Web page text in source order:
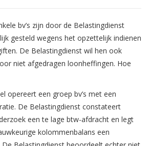
bv’s zijn door de Belastingdienst
gesteld wegens het opzettelijk indienen
De Belastingdienst wil hen ook
niet afgedragen loonheffingen. Hoe
opereert een groep bv’s met een
De Belastingdienst constateert
een te lage btw-afdracht en legt
kolommenbalans een